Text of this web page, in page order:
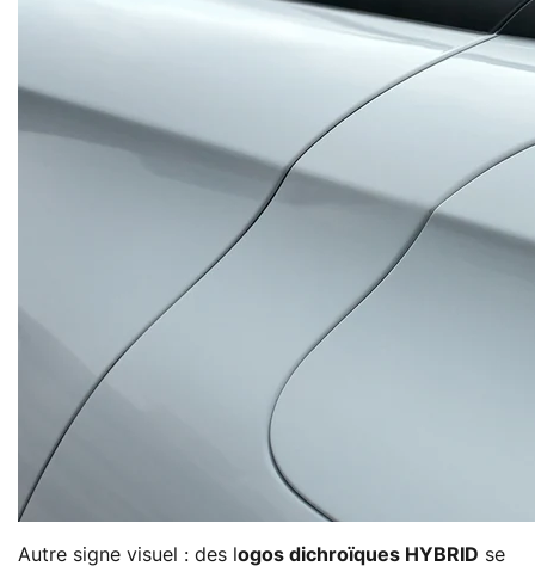
Autre signe visuel : des l ogos dichroïques HYBRID se